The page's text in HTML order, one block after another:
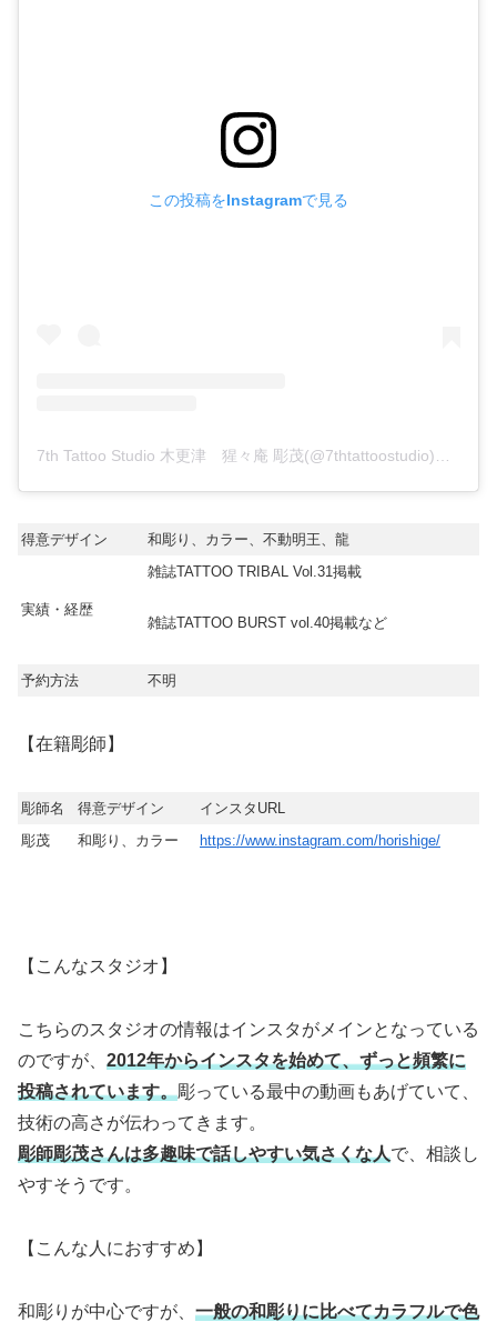
この投稿をInstagramで見る
7th Tattoo Studio 木更津 猩々庵 彫茂(@7thtattoostudio)がシェアした投稿
得意デザイン 和彫り、カラー、不動明王、龍
実績・経歴
雑誌TATTOO TRIBAL Vol.31掲載
雑誌TATTOO BURST vol.40掲載など
予約方法 不明
【在籍彫師】
彫師名 得意デザイン
インスタURL
彫茂
和彫り、カラー https://www.instagram.com/horishige/
【こんなスタジオ】
こちらのスタジオの情報はインスタがメインとなっている
のですが、 2012年からインスタを始めて、ずっと頻繁に
投稿されています。彫っている最中の動画もあげていて、
技術の高さが伝わってきます。
彫師彫茂さんは多趣味で話しやすい気さくな人で、相談し
やすそうです。
【こんな人におすすめ】
和彫りが中心ですが、 一般の和彫りに比べてカラフルで色